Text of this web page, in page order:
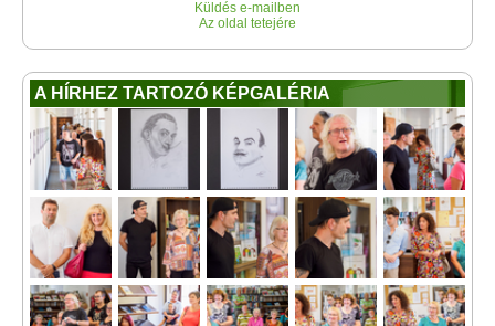
Küldés e-mailben
Az oldal tetejére
A HÍRHEZ TARTOZÓ KÉPGALÉRIA